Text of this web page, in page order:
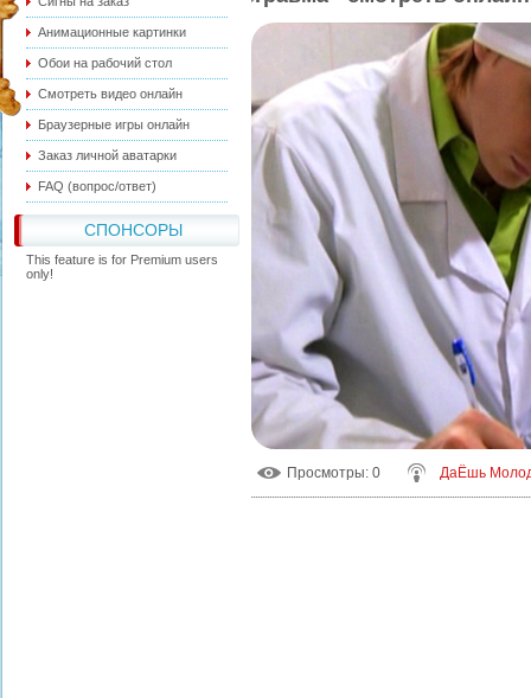
Анимационные картинки
Обои на рабочий стол
Смотреть видео онлайн
Браузерные игры онлайн
Заказ личной аватарки
FAQ (вопрос/ответ)
СПОНСОРЫ
This feature is for Premium users
only!
Просмотры: 0 ДаЁшь